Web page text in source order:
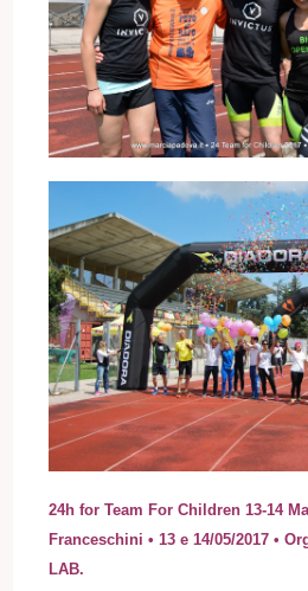
24h for Team For Children 13-14
Franceschini • 13 e 14/05/2017 •
LAB.